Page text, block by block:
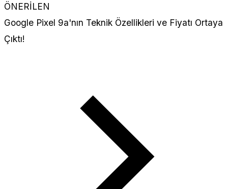
ÖNERİLEN
Google Pixel 9a'nın Teknik Özellikleri ve Fiyatı Ortaya
Çıktı!